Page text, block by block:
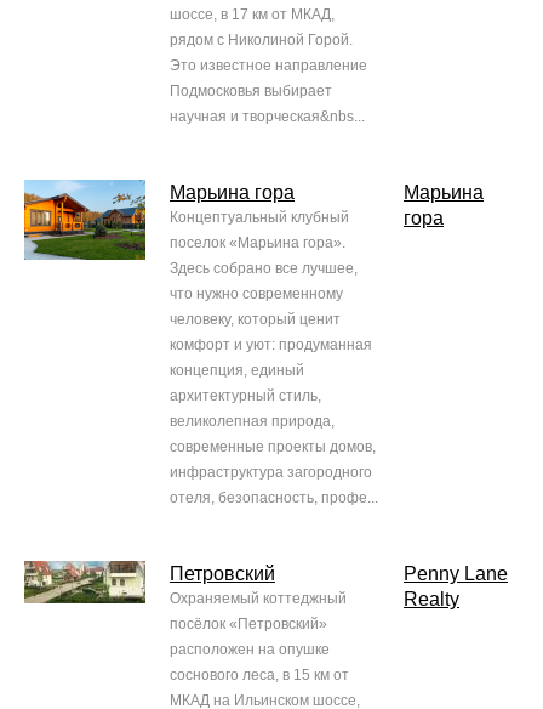
шоссе, в 17 км от МКАД,
рядом с Николиной Горой.
Это известное направление
Подмосковья выбирает
научная и творческая&nbs...
Марьина гора
Концептуальный клубный
поселок «Марьина гора».
Здесь собрано все лучшее,
что нужно современному
человеку, который ценит
комфорт и уют: продуманная
концепция, единый
архитектурный стиль,
великолепная природа,
современные проекты домов,
инфраструктура загородного
отеля, безопасность, профе...
Марьина
гора
Петровский
Охраняемый коттеджный
посёлок «Петровский»
расположен на опушке
соснового леса, в 15 км от
МКАД на Ильинском шоссе,
Penny Lane
Realty